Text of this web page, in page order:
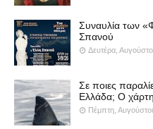
Συναυλία των
Σπανού
Δευτέρα,
Σε ποιες
Ελλάδα; Ο
Πέμπτη,